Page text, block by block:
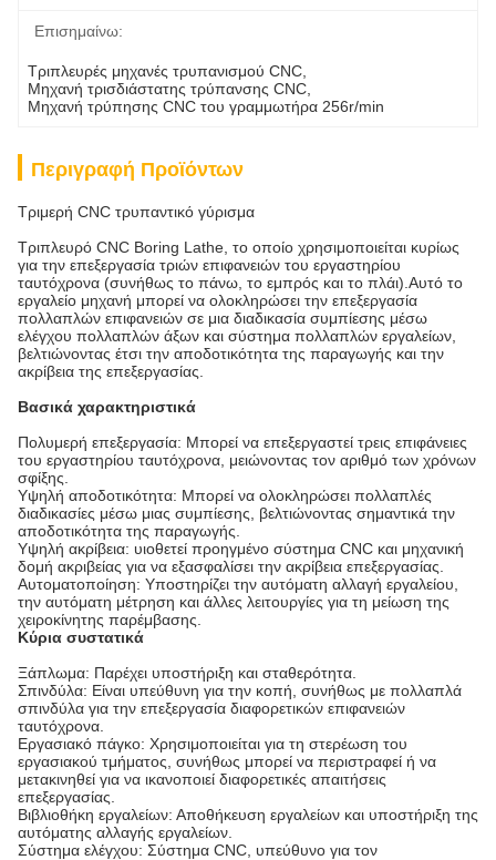
Επισημαίνω:
Τριπλευρές μηχανές τρυπανισμού CNC
Μηχανή τρισδιάστατης τρύπανσης CNC
Μηχανή τρύπησης CNC του γραμμωτήρα 256r/min
Περιγραφή Προϊόντων
Τριμερή CNC τρυπαντικό γύρισμα
Τριπλευρό CNC Boring Lathe, το οποίο χρησιμοποιείται κυρίως
για την επεξεργασία τριών επιφανειών του εργαστηρίου
ταυτόχρονα (συνήθως το πάνω, το εμπρός και το πλάι).Αυτό το
εργαλείο μηχανή μπορεί να ολοκληρώσει την επεξεργασία
πολλαπλών επιφανειών σε μια διαδικασία συμπίεσης μέσω
ελέγχου πολλαπλών άξων και σύστημα πολλαπλών εργαλείων,
βελτιώνοντας έτσι την αποδοτικότητα της παραγωγής και την
ακρίβεια της επεξεργασίας.
Βασικά χαρακτηριστικά
Πολυμερή επεξεργασία: Μπορεί να επεξεργαστεί τρεις επιφάνειες
του εργαστηρίου ταυτόχρονα, μειώνοντας τον αριθμό των χρόνων
σφίξης.
Υψηλή αποδοτικότητα: Μπορεί να ολοκληρώσει πολλαπλές
διαδικασίες μέσω μιας συμπίεσης, βελτιώνοντας σημαντικά την
αποδοτικότητα της παραγωγής.
Υψηλή ακρίβεια: υιοθετεί προηγμένο σύστημα CNC και μηχανική
δομή ακριβείας για να εξασφαλίσει την ακρίβεια επεξεργασίας.
Αυτοματοποίηση: Υποστηρίζει την αυτόματη αλλαγή εργαλείου,
την αυτόματη μέτρηση και άλλες λειτουργίες για τη μείωση της
χειροκίνητης παρέμβασης.
Κύρια συστατικά
Ξάπλωμα: Παρέχει υποστήριξη και σταθερότητα.
Σπινδύλα: Είναι υπεύθυνη για την κοπή, συνήθως με πολλαπλά
σπινδύλα για την επεξεργασία διαφορετικών επιφανειών
ταυτόχρονα.
Εργασιακό πάγκο: Χρησιμοποιείται για τη στερέωση του
εργασιακού τμήματος, συνήθως μπορεί να περιστραφεί ή να
μετακινηθεί για να ικανοποιεί διαφορετικές απαιτήσεις
επεξεργασίας.
Βιβλιοθήκη εργαλείων: Αποθήκευση εργαλείων και υποστήριξη της
αυτόματης αλλαγής εργαλείων.
Σύστημα ελέγχου: Σύστημα CNC, υπεύθυνο για τον